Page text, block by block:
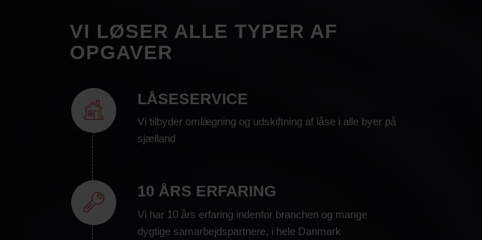
VI LØSER ALLE TYPER AF
OPGAVER
LÅSESERVICE
Vi tilbyder omlægning og udskiftning af låse i alle byer på
sjælland
10 ÅRS ERFARING
Vi har 10 års erfaring indenfor branchen og mange
dygtige samarbejdspartnere, i hele Danmark